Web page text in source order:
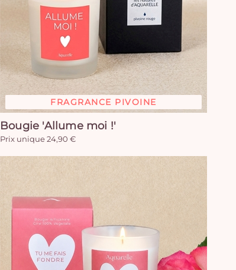
FRAGRANCE PIVOINE
Bougie 'Allume moi !'
Prix unique 24,90 €